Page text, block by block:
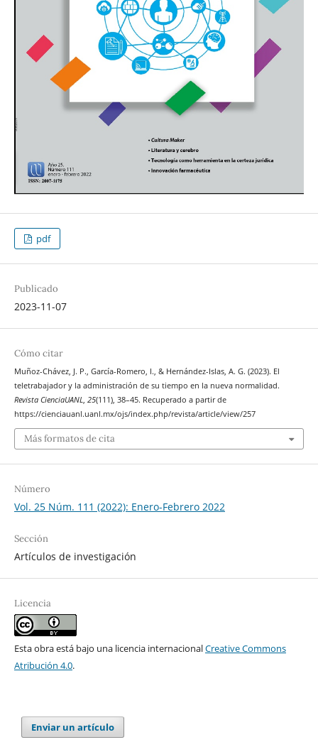
pdf
Publicado
2023-11-07
Cómo citar
Muñoz-Chávez, J. P., García-Romero, I., & Hernández-Islas, A. G. (2023). El
teletrabajador y la administración de su tiempo en la nueva normalidad.
Revista CienciaUANL 25(111), 38–45. Recuperado a partir de
https://cienciauanl.uanl.mx/ojs/index.php/revista/article/view/257
Más formatos de cita
Número
Vol. 25 Núm. 111 (2022): Enero-Febrero 2022
Sección
Artículos de investigación
Licencia
Esta obra está bajo una licencia internacionalCreative Commons
Atribución 4.0.
Enviar un artículo